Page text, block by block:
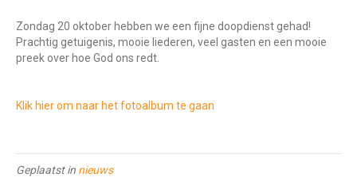
Zondag 20 oktober hebben we een fijne doopdienst gehad!
Prachtig getuigenis, mooie liederen, veel gasten en een mooie
preek over hoe God ons redt.
Klik hier om naar het fotoalbum te gaan
Geplaatst in nieuws